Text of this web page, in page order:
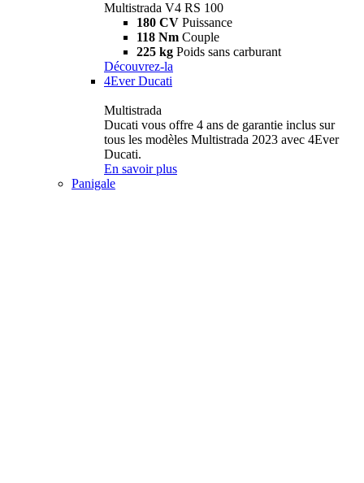
Multistrada V4 RS 100
180 CV Puissance
118 Nm Couple
225 kg Poids sans carburant
Découvrez-la
4Ever Ducati
Multistrada
Ducati vous offre 4 ans de garantie inclus sur
tous les modèles Multistrada 2023 avec 4Ever
Ducati.
En savoir plus
Panigale